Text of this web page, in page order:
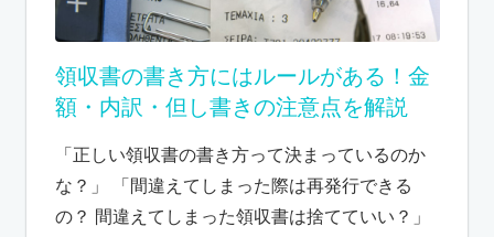
領収書の書き方にはルールがある！金
額・内訳・但し書きの注意点を解説
「正しい領収書の書き方って決まっているのか
な？」 「間違えてしまった際は再発行できる
の？ 間違えてしまった領収書は捨てていい？」